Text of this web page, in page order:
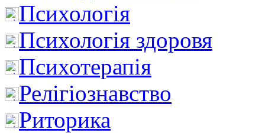
Психологія
Психологія здоровя
Психотерапія
Релігіознавство
Риторика